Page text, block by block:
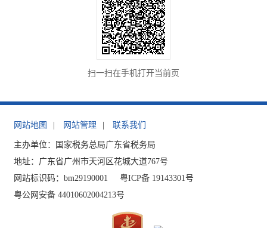
扫一扫在手机打开当前页
网站地图 网站管理 联系我们
主办单位：国家税务总局广东省税务局
地址：广东省广州市天河区花城大道767号
网站标识码：bm29190001
粤ICP备 19143301号
粤公网安备 44010602004213号